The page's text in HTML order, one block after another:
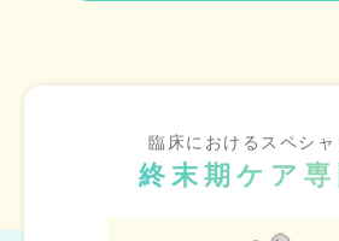
臨床におけるスペシャ
終末期ケア専